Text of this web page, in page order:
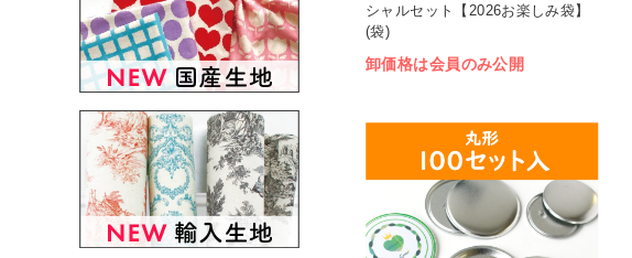
シャルセット【2026お楽しみ袋】
(袋)
卸価格は会員のみ公開